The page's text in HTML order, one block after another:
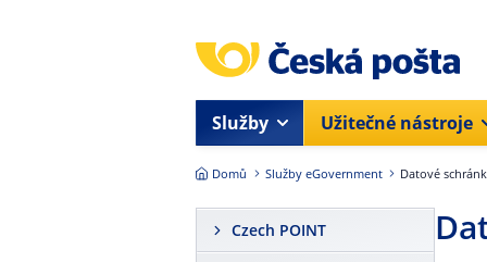
Služby Užitečné nástroje
Domů Služby eGovernment Datové
Czech POINT